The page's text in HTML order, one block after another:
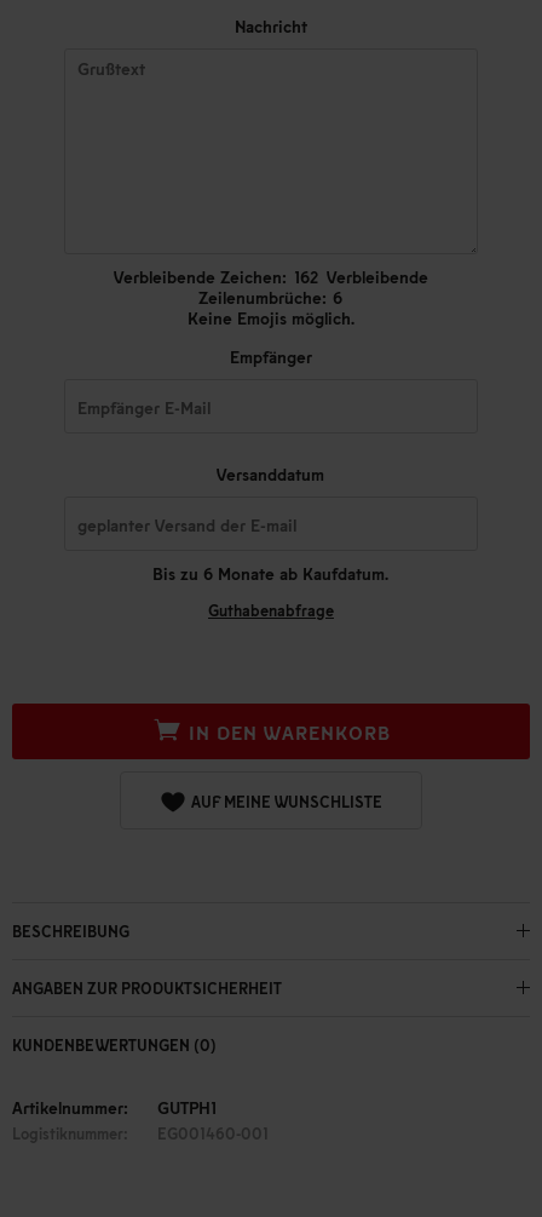
Nachricht
Verbleibende Zeichen: 162 Verbleibende
Zeilenumbrüche: 6
Keine Emojis möglich.
Empfänger
Versanddatum
Bis zu 6 Monate ab Kaufdatum.
Guthabenabfrage
IN DEN WARENKORB
AUF MEINE WUNSCHLISTE
BESCHREIBUNG
ANGABEN ZUR PRODUKTSICHERHEIT
KUNDENBEWERTUNGEN (0)
Artikelnummer: GUTPH1
Logistiknummer: EG001460-001